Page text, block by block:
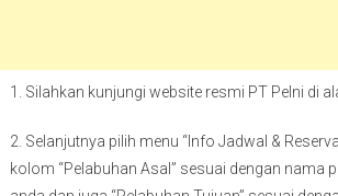
1. Silahkan kunjungi website resmi PT Pelni di
2. Selanjutnya pilih menu “Info Jadwal &
kolom “Pelabuhan Asal” sesuai dengan nama